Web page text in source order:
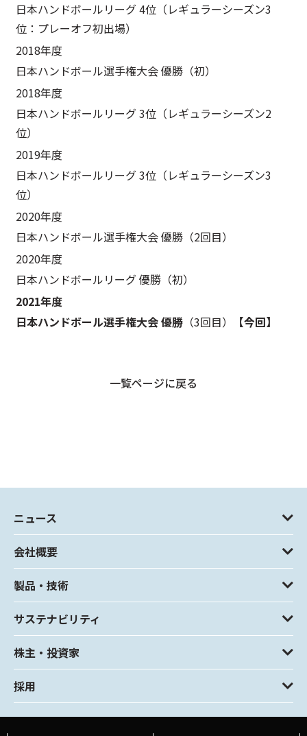
日本ハンドボールリーグ 4位（レギュラーシーズン3
位：プレーオフ初出場）
2018年度
日本ハンドボール選手権大会 優勝（初）
2018年度
日本ハンドボールリーグ 3位（レギュラーシーズン2
位）
2019年度
日本ハンドボールリーグ 3位（レギュラーシーズン3
位）
2020年度
日本ハンドボール選手権大会 優勝（2回目）
2020年度
日本ハンドボールリーグ 優勝（初）
2021年度
日本ハンドボール選手権大会 優勝 （3回目） 【今回】
一覧ページに戻る
ニュース
会社概要
製品・技術
サステナビリティ
株主・投資家
採用